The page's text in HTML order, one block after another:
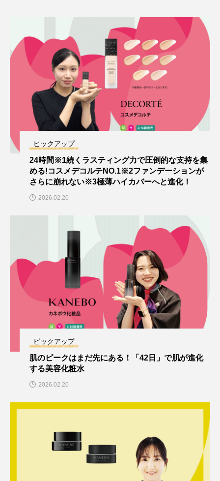
ピックアップ
24時間※1続くラスティング力で圧倒的な支持を集
める!コスメデコルテNO.1※2ファンデーションが
さらに崩れない※3極薄ハイカバーへと進化！
2026.02.20
ピックアップ
肌のピークはまだ先にある！「42日」で肌が進化
する美容化粧水
2026.02.20